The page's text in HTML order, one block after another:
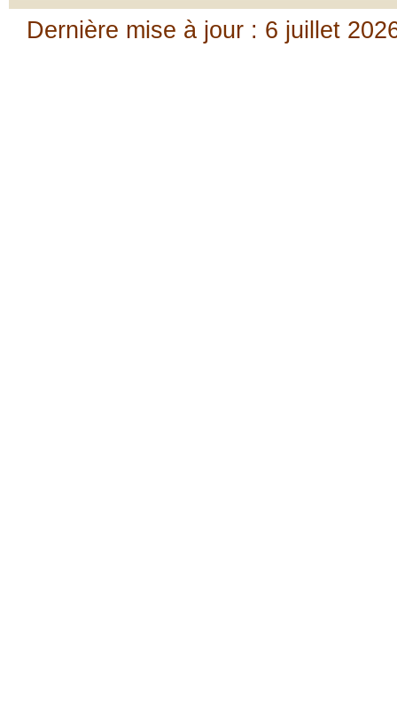
Dernière mise à jour : 6 juillet